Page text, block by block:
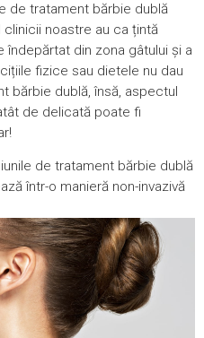
de tratament bărbie dublă
noastre au ca țintă
din zona gâtului și a
fizice sau dietele nu dau
bărbie dublă, însă, aspectul
de delicată poate fi
de tratament bărbie dublă
într-o manieră non-invazivă